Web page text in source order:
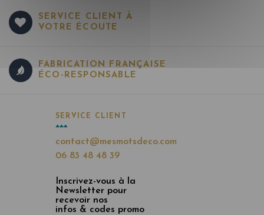
SERVICE CLIENT À
VOTRE ÉCOUTE
FABRICATION FRANÇAISE
ÉCO-RESPONSABLE
SERVICE CLIENT
contact@mesmotsdeco.com
06 83 48 48 39
Inscrivez-vous à la
Newsletter pour
recevoir nos
infos & codes promo